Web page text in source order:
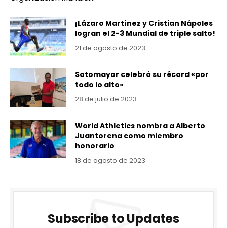
¡Lázaro Martínez y Cristian Nápoles
logran el 2-3 Mundial de triple salto!
21 de agosto de 2023
Sotomayor celebró su récord «por
todo lo alto»
28 de julio de 2023
World Athletics nombra a Alberto
Juantorena como miembro
honorario
18 de agosto de 2023
Subscribe to Updates